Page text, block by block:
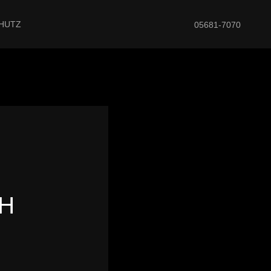
05681-7070